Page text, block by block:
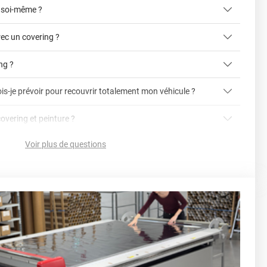
même ?
un covering ?
en cliquant ici
?
covering 3D
je prévoir pour recouvrir totalement mon véhicule ?
par le toit.)
3.
conseillers commerciaux
et peinture ?
à tout moment
cher
?Voir plus de questions